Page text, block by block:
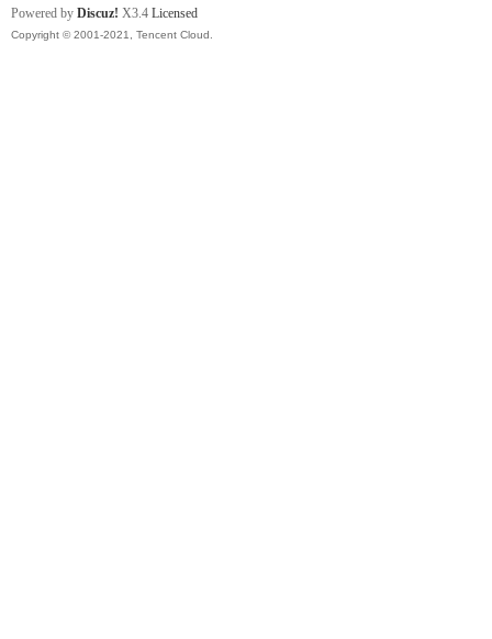
Powered by Discuz! X3.4 Licensed
Copyright © 2001-2021, Tencent Cloud.